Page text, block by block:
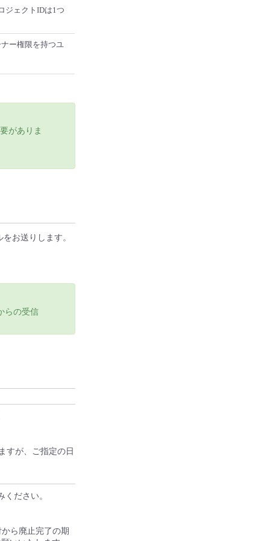
ジェクトIDは1つ
ー権限を持つユ
がありま
お送りします。
らの受信
すが、ご指定の日
ください。
ら廃止完了の期